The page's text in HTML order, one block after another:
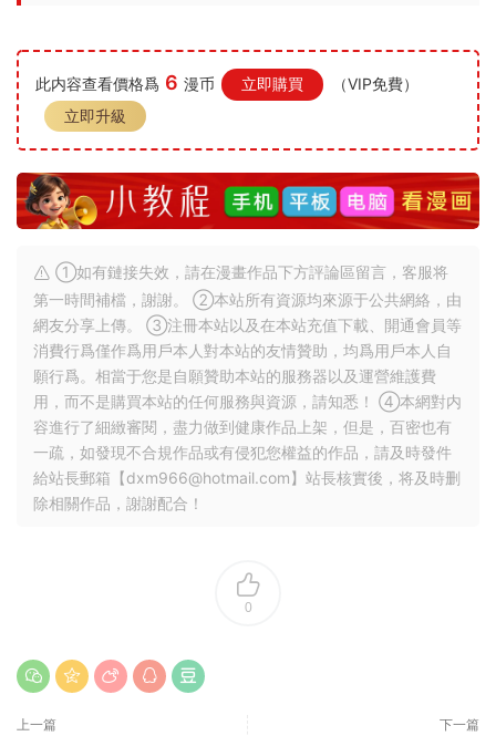
此内容查看價格爲 6 漫币 立即購買
（VIP免費）
立即升級
①如有鏈接失效，請在漫畫作品下方評論區留言，客服将
第一時間補檔，謝謝。 ②本站所有資源均來源于公共網絡，由
網友分享上傳。 ③注冊本站以及在本站充值下載、開通會員等
消費行爲僅作爲用戶本人對本站的友情贊助，均爲用戶本人自
願行爲。相當于您是自願贊助本站的服務器以及運營維護費
用，而不是購買本站的任何服務與資源，請知悉！ ④本網對内
容進行了細緻審閱，盡力做到健康作品上架，但是，百密也有
一疏，如發現不合規作品或有侵犯您權益的作品，請及時發件
給站長郵箱【dxm966@hotmail.com】站長核實後，将及時删
除相關作品，謝謝配合！
0
上一篇 下一篇